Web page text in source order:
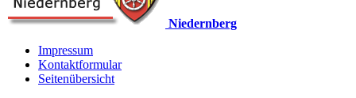
Niedernberg
Impressum
Kontaktformular
Seitenübersicht